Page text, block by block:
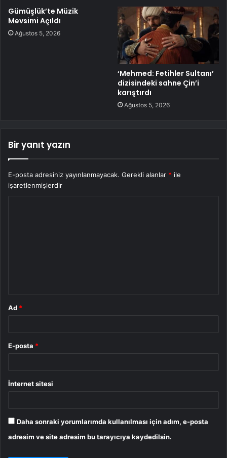
Gümüşlük’te Müzik
Mevsimi Açıldı
Ağustos 5, 2026
‘Mehmed: Fetihler Sultanı’
dizisindeki sahne Çin’i
karıştırdı
Ağustos 5, 2026
Bir yanıt yazın
E-posta adresiniz yayınlanmayacak. Gerekli alanlar * ile
işaretlenmişlerdir
Ad *
E-posta *
İnternet sitesi
Daha sonraki yorumlarımda kullanılması için adım, e-posta
adresim ve site adresim bu tarayıcıya kaydedilsin.